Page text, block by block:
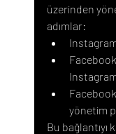
üzerinden
adımlar:
Instagram
yönetim
Bu